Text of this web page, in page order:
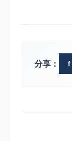
分享： f